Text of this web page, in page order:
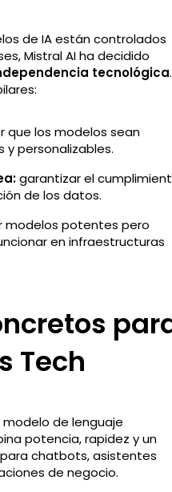
de IA están controlados
Mistral AI ha decidido
tecnológica.
que los modelos sean
y personalizables.
garantizar el
de los datos.
modelos potentes pero
en infraestructuras
Tech
modelo de lenguaje
potencia, rapidez y un
chatbots, asistentes
de negocio.